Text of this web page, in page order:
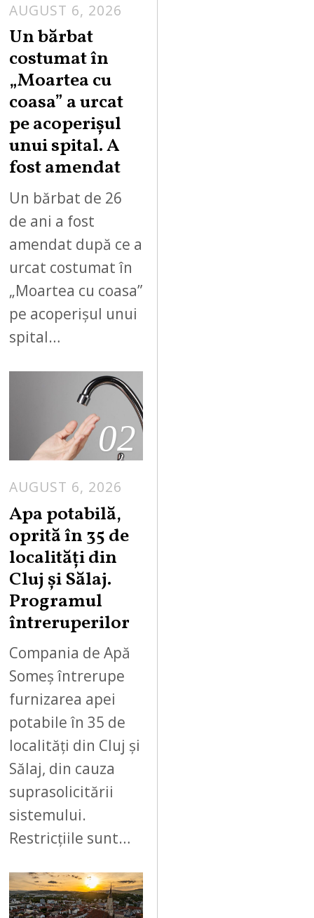
AUGUST 6, 2026
Un bărbat
costumat în
„Moartea cu
coasa” a urcat
pe acoperișul
unui spital. A
fost amendat
Un bărbat de 26
de ani a fost
amendat după ce a
urcat costumat în
„Moartea cu coasa”
pe acoperișul unui
spital…
02
AUGUST 6, 2026
Apa potabilă,
oprită în 35 de
localități din
Cluj și Sălaj.
Programul
întreruperilor
Compania de Apă
Someș întrerupe
furnizarea apei
potabile în 35 de
localități din Cluj și
Sălaj, din cauza
suprasolicitării
sistemului.
Restricțiile sunt…